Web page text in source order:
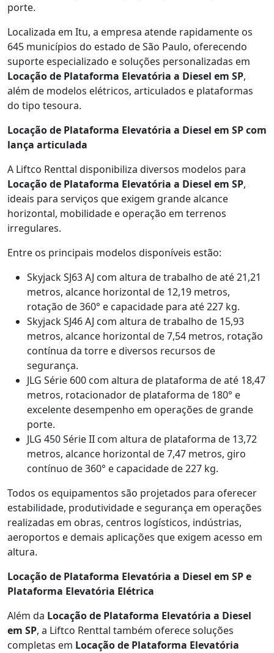
porte.
Localizada em Itu, a empresa atende rapidamente os
645 municípios do estado de São Paulo, oferecendo
suporte especializado e soluções personalizadas em
Locação de Plataforma Elevatória a Diesel em SP,
além de modelos elétricos, articulados e plataformas
do tipo tesoura.
Locação de Plataforma Elevatória a Diesel em SP com
lança articulada
A Liftco Renttal disponibiliza diversos modelos para
Locação de Plataforma Elevatória a Diesel em SP,
ideais para serviços que exigem grande alcance
horizontal, mobilidade e operação em terrenos
irregulares.
Entre os principais modelos disponíveis estão:
Skyjack SJ63 AJ com altura de trabalho de até 21,21
metros, alcance horizontal de 12,19 metros,
rotação de 360° e capacidade para até 227 kg.
Skyjack SJ46 AJ com altura de trabalho de 15,93
metros, alcance horizontal de 7,54 metros, rotação
contínua da torre e diversos recursos de
segurança.
JLG Série 600 com altura de plataforma de até 18,47
metros, rotacionador de plataforma de 180° e
excelente desempenho em operações de grande
porte.
JLG 450 Série II com altura de plataforma de 13,72
metros, alcance horizontal de 7,47 metros, giro
contínuo de 360° e capacidade de 227 kg.
Todos os equipamentos são projetados para oferecer
estabilidade, produtividade e segurança em operações
realizadas em obras, centros logísticos, indústrias,
aeroportos e demais aplicações que exigem acesso em
altura.
Locação de Plataforma Elevatória a Diesel em SP e
Plataforma Elevatória Elétrica
Além da Locação de Plataforma Elevatória a Diesel
em SP, a Liftco Renttal também oferece soluções
completas em Locação de Plataforma Elevatória